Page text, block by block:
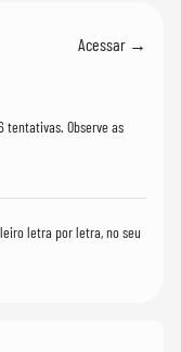
Acessar →
tentativas. Observe as
letra por letra, no seu